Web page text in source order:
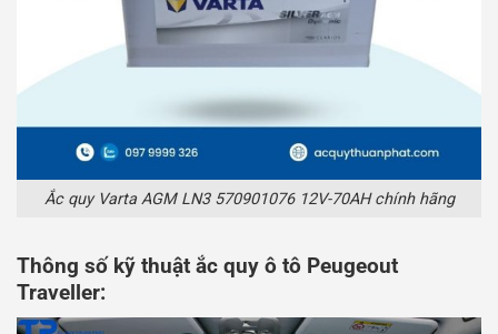
Ắc quy Varta AGM LN3 570901076 12V-70AH chính hãng
Thông số kỹ thuật ắc quy ô tô Peugeout
Traveller: